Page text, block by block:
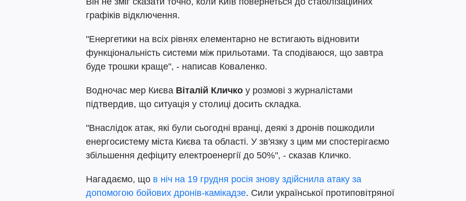
графіків відключення.
"Енергетики на всіх рівнях елементарно не встигають відновити
функціональність системи між прильотами. Та сподіваюся, що завтра
буде трошки краще", - написав Коваленко.
Водночас мер Києва Віталій Кличко у розмові з журналістами
підтвердив, що ситуація у столиці досить складка.
"Внаслідок атак, які були сьогодні вранці, деякі з дронів пошкодили
енергосистему міста Києва та області. У зв'язку з цим ми спостерігаємо
збільшення дефіциту електроенергії до 50%", - сказав Кличко.
Нагадаємо, що в ніч на 19 грудня росія знову здійснила атаку за
допомогою бойових дронів-камікадзе. Сили української протиповітряної